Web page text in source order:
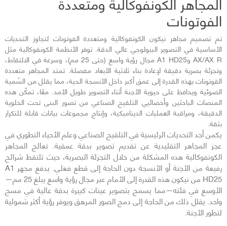
الفوتونات
تم تصميم مجاهر نيكون الكونفوكالية ومتعددة الفوتونات لتجاوز التحديات
الأساسية في التصوير البيولوجي عالي الدقة. توفر الأنظمة الكونفوكالية مثل
AX/AX R وA1 HD25 مجال رؤية واسع (حتى 25 مم)، وسرعة في الالتقاط،
وتجزئة بصرية دقيقة لإعادة بناء ثلاثية الأبعاد مفصلة. تمتد المجاهر متعددة
الفوتونات بهذه القدرة إلى عمق أكبر داخل الأنسجة الحية، مما يقلل من السُمية
الضوئية ويحافظ على حيوية الأجنة أثناء التصوير طويل الأمد. معًا، تمكّن هذه
المنصات الباحثين وأخصائيي التلقيح الصناعي من تصور البنى تحت الخلوية
الدقيقة، ومراقبة العمليات الديناميكية، وإنتاج مجموعات بيانات قابلة للتكرار
بثقة.
يكمن أحد التحديات الرئيسية في التلقيح الصناعي وعلم الأحياء التطوري في
عجز المجاهر التقليدية عن تقديم تصوير بدقة عمقية. تعالج المجاهر
الكونفوكالية هذه المشكلة من خلال التجزئة البصرية، حيث تلتقط شرائح
رفيعة من الأجنة أو الأنسجة دون الحاجة إلى قطع فعلي. يدفع مجهر A1
HD25 من نيكون هذه القدرة إلى الأمام عبر مجال رؤية واسع يبلغ 25 مم—
الأوسع في فئته—مما يسمح بتصوير عينات كبيرة بدقة عالية في مسح
واحد. يقلل ذلك من الحاجة إلى دمج الصور المرهق ويوفر رؤية أكثر شمولية
لتطور الأجنة.